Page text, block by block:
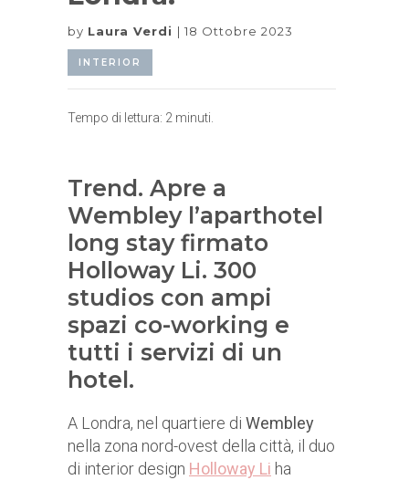
by Laura Verdi 18 Ottobre 2023
INTERIOR
Tempo di lettura: 2 minuti.
Trend. Apre a
Wembley l’aparthotel
long stay firmato
Holloway Li. 300
studios con ampi
spazi co-working e
tutti i servizi di un
hotel.
A Londra, nel quartiere di Wembley
nella zona nord-ovest della città, il duo
di interior design Holloway Li ha